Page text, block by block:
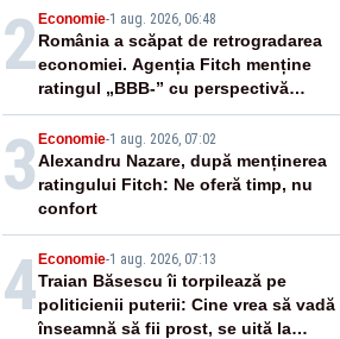
2Economie-1 aug. 2026, 06:48
România a scăpat de retrogradarea
economiei. Agenția Fitch menține
ratingul „BBB-” cu perspectivă
negativă
3 Economie-1 aug. 2026, 07:02
Alexandru Nazare, după menținerea
ratingului Fitch: Ne oferă timp, nu
confort
4Economie-1 aug. 2026, 07:13
Traian Băsescu îi torpilează pe
politicienii puterii: Cine vrea să vadă
înseamnă să fii prost, se uită la